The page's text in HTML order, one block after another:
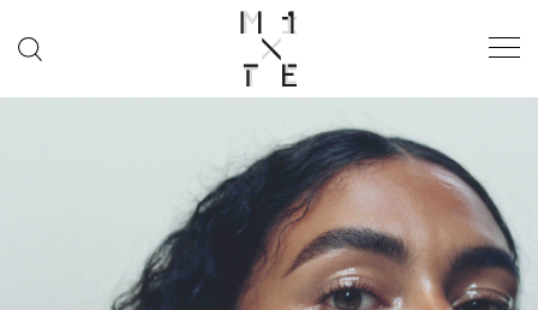
“IN PRAISE OF
GENTLENESS”
SS26 ISSUE
MODE